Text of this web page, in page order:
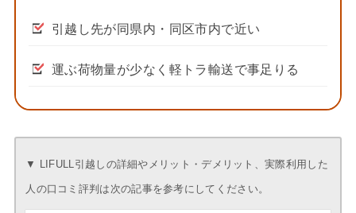
引越し先が同県内・同区市内で近い
運ぶ荷物量が少なく軽トラ輸送で事足りる
▼ LIFULL引越しの詳細やメリット・デメリット、実際利用した
人の口コミ評判は次の記事を参考にしてください。